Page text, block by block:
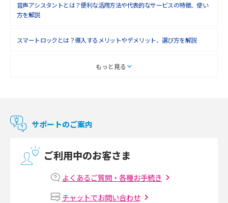
音声アシスタントとは？便利な活用方法や代表的なサービスの特徴、使い
方を解説
スマートロックとは？導入するメリットやデメリット、選び方を解説
スマートテレビとは？特徴や選び方、使い方をわかりやすく解説
マンションで使えるWi-Fiは？種類ごとの特徴や選び方を紹介
マンションで光回線の利用を始める手順は？設備状況の確認方法も解説
Wi-Fiルーターの設定方法をわかりやすく解説！事前に準備すべきものも紹
もっと見る
サポートのご案内
ご利用中のお客さま
よくあるご質問・各種お手続き
チャットでお問い合わせ